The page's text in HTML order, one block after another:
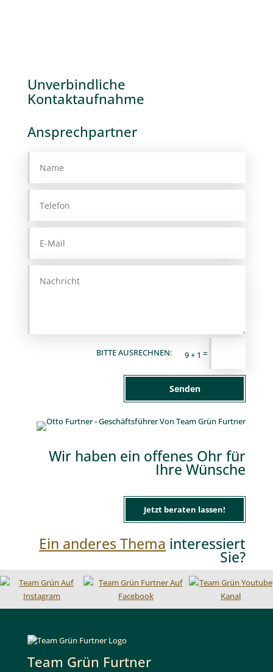
Unverbindliche
Kontaktaufnahme
Ansprechpartner
9 + 1 =
Senden
Wir haben ein offenes Ohr für
Ihre Wünsche
Jetzt beraten lassen!
Ein anderes Thema interessiert
Sie?
Team Grün Furtner